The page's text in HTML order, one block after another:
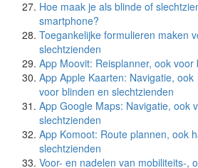
Hoe maak je als blinde of
smartphone?
Toegankelijke formulieren maken
slechtzienden
App Moovit: Reisplanner, ook
App Apple Kaarten: Navigatie, ook
voor blinden en slechtzienden
App Google Maps: Navigatie, ook
slechtzienden
App Komoot: Route plannen, ook
slechtzienden
Voor- en nadelen van mobiliteits-,